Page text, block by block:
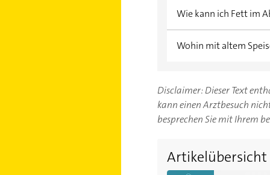
Normalerweise
Wie kann ich Fett im
Fett im Abfluss kann
formieren kann.
garkein Fett in Ihr
Wohin mit altem
kann auf Dauer die
entsorgen. Sie
Disclaimer: Dieser Text
kann einen Arztbesuch
besprechen Sie mit Ihrem
Artikelübersicht